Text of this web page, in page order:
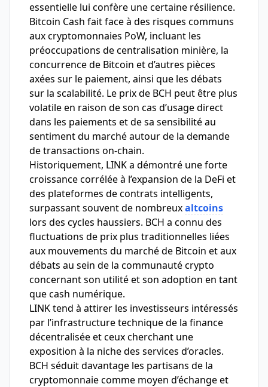
essentielle lui confère une certaine résilience.
Bitcoin Cash fait face à des risques communs
aux cryptomonnaies PoW, incluant les
préoccupations de centralisation minière, la
concurrence de Bitcoin et d’autres pièces
axées sur le paiement, ainsi que les débats
sur la scalabilité. Le prix de BCH peut être plus
volatile en raison de son cas d’usage direct
dans les paiements et de sa sensibilité au
sentiment du marché autour de la demande
de transactions on-chain.
Historiquement, LINK a démontré une forte
croissance corrélée à l’expansion de la DeFi et
des plateformes de contrats intelligents,
surpassant souvent de nombreuxaltcoins
lors des cycles haussiers. BCH a connu des
fluctuations de prix plus traditionnelles liées
aux mouvements du marché de Bitcoin et aux
débats au sein de la communauté crypto
concernant son utilité et son adoption en tant
que cash numérique.
LINK tend à attirer les investisseurs intéressés
par l’infrastructure technique de la finance
décentralisée et ceux cherchant une
exposition à la niche des services d’oracles.
BCH séduit davantage les partisans de la
cryptomonnaie comme moyen d’échange et